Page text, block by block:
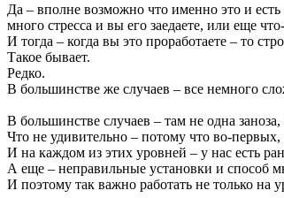
Да – вполне возможно что именно это и
много стресса и вы его заедаете, или еще
И тогда – когда вы это проработаете – то
Такое бывает.
Редко.
В большинстве же случаев – все немного
В большинстве случаев – там не одна
Что не удивительно – потому что во-
И на каждом из этих уровней – у нас есть
А еще – неправильные установки и способ
И поэтому так важно работать не только на